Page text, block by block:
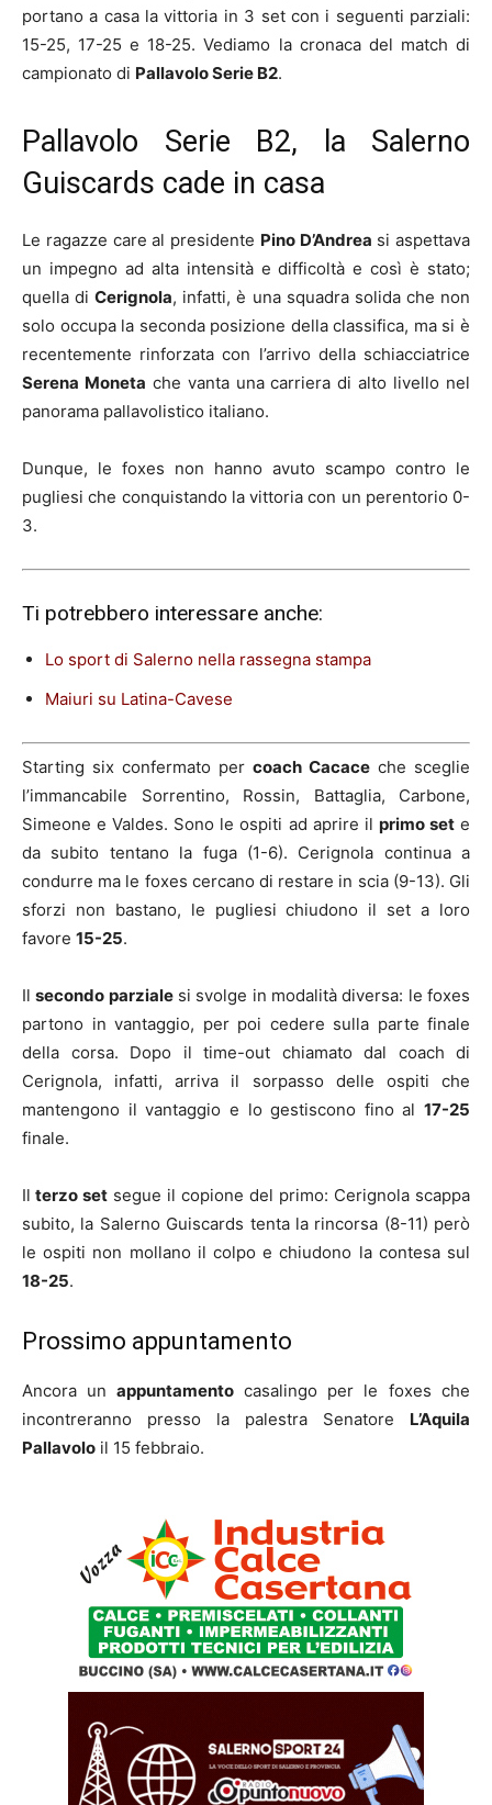
portano a casa la vittoria in 3 set con i seguenti parziali:
15-25, 17-25 e 18-25. Vediamo la cronaca del match di
campionato di Pallavolo Serie B2.
Pallavolo Serie B2, la Salerno
Guiscards cade in casa
Le ragazze care al presidente Pino D’Andrea si aspettava
un impegno ad alta intensità e difficoltà e così è stato;
quella diCerignola, infatti, è una squadra solida che non
solo occupa la seconda posizione della classifica, ma si è
recentemente rinforzata con l’arrivo della schiacciatrice
Serena Moneta che vanta una carriera di alto livello nel
panorama pallavolistico italiano.
Dunque, le foxes non hanno avuto scampo contro le
pugliesi che conquistando la vittoria con un perentorio 0-
3.
Ti potrebbero interessare anche:
Lo sport di Salerno nella rassegna stampa
Maiuri su Latina-Cavese
Starting six confermato per coach Cacace che sceglie
l’immancabile Sorrentino, Rossin, Battaglia, Carbone,
Simeone e Valdes. Sono le ospiti ad aprire il primo sete
da subito tentano la fuga (1-6). Cerignola continua a
condurre ma le foxes cercano di restare in scia (9-13). Gli
sforzi non bastano, le pugliesi chiudono il set a loro
favore 15-25.
Ilsecondo parzialesi svolge in modalità diversa: le foxes
partono in vantaggio, per poi cedere sulla parte finale
della corsa. Dopo il time-out chiamato dal coach di
Cerignola, infatti, arriva il sorpasso delle ospiti che
mantengono il vantaggio e lo gestiscono fino al 17-25
finale.
Il terzo set segue il copione del primo: Cerignola scappa
subito, la Salerno Guiscards tenta la rincorsa (8-11) però
le ospiti non mollano il colpo e chiudono la contesa sul
18-25.
Prossimo appuntamento
Ancora un appuntamentocasalingo per le foxes che
incontreranno presso la palestra Senatore L’Aquila
Pallavolo il 15 febbraio.